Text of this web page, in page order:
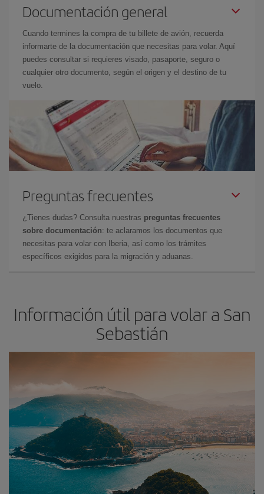
Documentación general
Cuando termines la compra de tu billete de avión, recuerda
informarte de la documentación que necesitas para volar. Aquí
puedes consultar si requieres visado, pasaporte, seguro o
cualquier otro documento, según el origen y el destino de tu
vuelo.
Preguntas frecuentes
¿Tienes dudas? Consulta nuestras preguntas frecuentes
sobre documentación: te aclaramos los documentos que
necesitas para volar con Iberia, así como los trámites
específicos exigidos para la migración y aduanas.
Información útil para volar a San
Sebastián